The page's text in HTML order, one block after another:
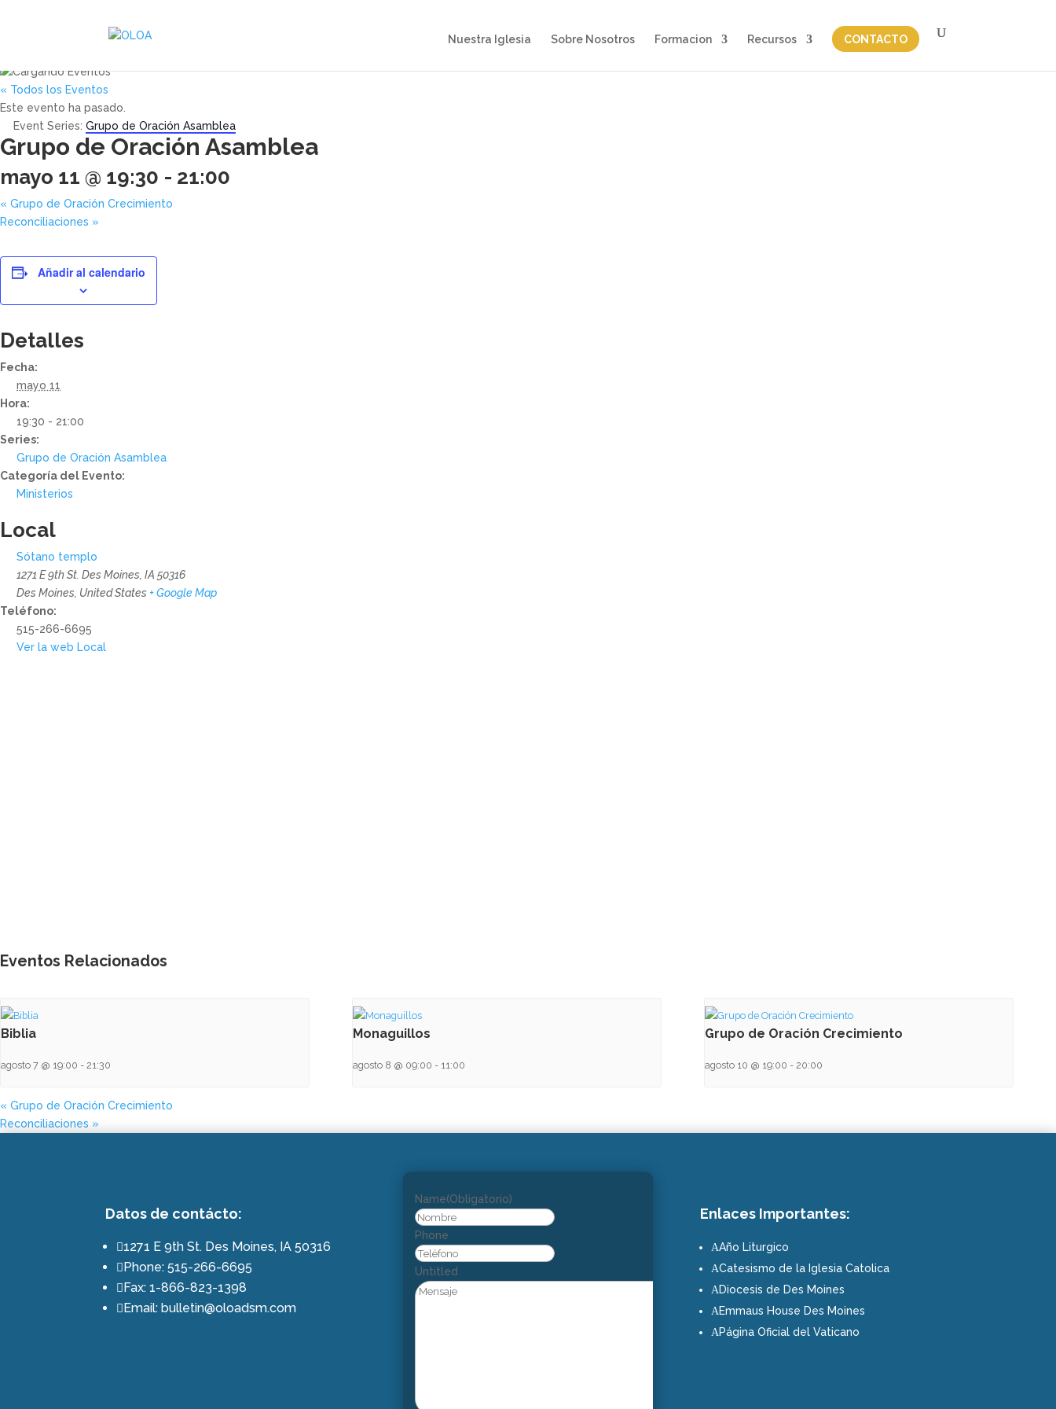
Nuestra Iglesia Sobre Nosotros Formacion Recursos CONTACTO
« Todos los Eventos
Este evento ha pasado.
Event Series: Grupo de Oración Asamblea
Grupo de Oración Asamblea
mayo 11 @ 19:30 - 21:00
« Grupo de Oración Crecimiento
Reconciliaciones »
Añadir al calendario
Detalles
Fecha:
mayo 11
Hora:
19:30 - 21:00
Series:
Grupo de Oración Asamblea
Categoría del Evento:
Ministerios
Local
Sótano templo
1271 E 9th St. Des Moines, IA 50316
Des Moines United States+ Google Map
Teléfono:
515-266-6695
Ver la web Local
Eventos Relacionados
Biblia
agosto 7 @ 19:00 - 21:30
Monaguillos
agosto 8 @ 09:00 - 11:00
Grupo de Oración Crecimiento
agosto 10 @ 19:00 - 20:00
« Grupo de Oración Crecimiento
Reconciliaciones »
Datos de contácto:
1271 E 9th St. Des Moines, IA 50316
Phone: 515-266-6695
Fax: 1-866-823-1398
Email: bulletin@oloadsm.com
Name(Obligatorio)
Nombre
Phone
Untitled
Enlaces Importantes:
AAño Liturgico
ACatesismo de la Iglesia Catolica
A Diocesis de Des Moines
A Emmaus House Des Moines
A Página Oficial del Vaticano